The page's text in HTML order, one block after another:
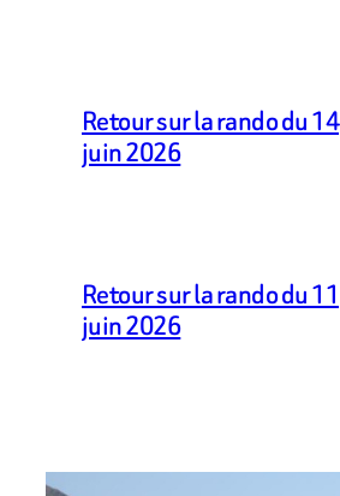
Retour sur la rando du 14
juin 2026
Retour sur la rando du 11
juin 2026